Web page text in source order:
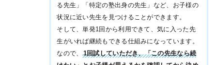
る先生」「特定の塾出身の先生」など、お子様の
状況に近い先生を見つけることができます。
そして、単発1回から利用できて、気に入った先
生がいれば継続もできる仕組みになっています。
なので、1回試していただき、「この先生なら続